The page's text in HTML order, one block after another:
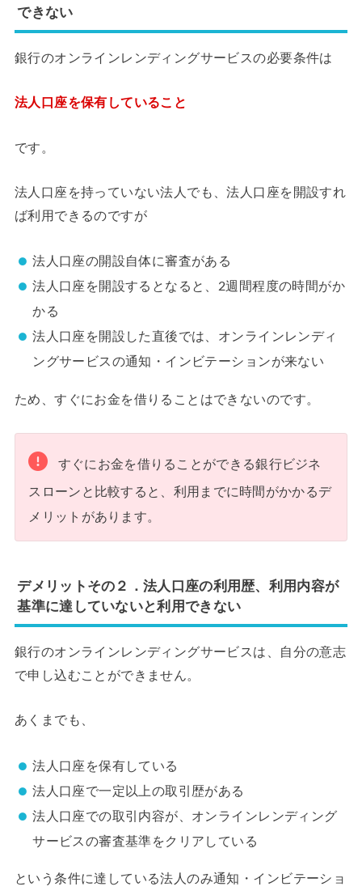
できない
銀行のオンラインレンディングサービスの必要条件は
法人口座を保有していること
です。
法人口座を持っていない法人でも、法人口座を開設すれ
ば利用できるのですが
法人口座の開設自体に審査がある
法人口座を開設するとなると、2週間程度の時間がか
かる
法人口座を開設した直後では、オンラインレンディ
ングサービスの通知・インビテーションが来ない
ため、すぐにお金を借りることはできないのです。
すぐにお金を借りることができる銀行ビジネ
スローンと比較すると、利用までに時間がかかるデ
メリットがあります。
デメリットその２．法人口座の利用歴、利用内容が
基準に達していないと利用できない
銀行のオンラインレンディングサービスは、自分の意志
で申し込むことができません。
あくまでも、
法人口座を保有している
法人口座で一定以上の取引歴がある
法人口座での取引内容が、オンラインレンディング
サービスの審査基準をクリアしている
という条件に達している法人のみ通知・インビテーショ